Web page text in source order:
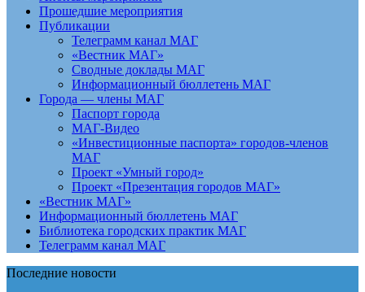
Прошедшие мероприятия
Публикации
Телеграмм канал МАГ
«Вестник МАГ»
Сводные доклады МАГ
Информационный бюллетень МАГ
Города — члены МАГ
Паспорт города
МАГ-Видео
«Инвестиционные паспорта» городов-членов
МАГ
Проект «Умный город»
Проект «Презентация городов МАГ»
«Вестник МАГ»
Информационный бюллетень МАГ
Библиотека городских практик МАГ
Телеграмм канал МАГ
Последние новости